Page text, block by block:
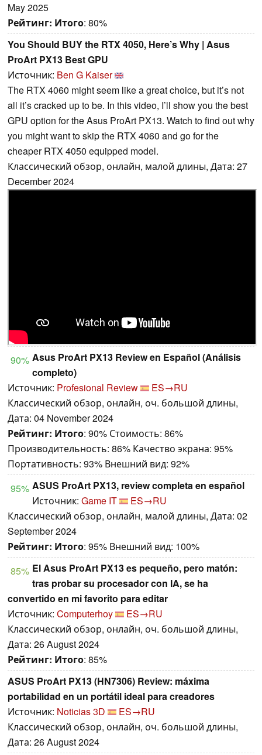
May 2025
Рейтинг: Итого: 80%
You Should BUY the RTX 4050, Here’s Why | Asus
ProArt PX13 Best GPU
Источник: Ben G Kaiser
The RTX 4060 might seem like a great choice, but it’s not
all it’s cracked up to be. In this video, I’ll show you the best
GPU option for the Asus ProArt PX13. Watch to find out why
you might want to skip the RTX 4060 and go for the
cheaper RTX 4050 equipped model.
Классический обзор, онлайн, малой длины, Дата: 27
December 2024
90% Asus ProArt PX13 Review en Español (Análisis
completo)
Источник: Profesional Review
ES→RU
Классический обзор, онлайн, оч. большой длины,
Дата: 04 November 2024
Рейтинг: Итого: 90% Стоимость: 86%
Производительность: 86% Качество экрана: 95%
Портативность: 93% Внешний вид: 92%
95% ASUS ProArt PX13, review completa en español
Источник: Game IT
ES→RU
Классический обзор, онлайн, малой длины, Дата: 02
September 2024
Рейтинг: Итого: 95% Внешний вид: 100%
85% El Asus ProArt PX13 es pequeño, pero matón:
tras probar su procesador con IA, se ha
convertido en mi favorito para editar
Источник: Computerhoy
ES→RU
Классический обзор, онлайн, оч. большой длины,
Дата: 26 August 2024
Рейтинг: Итого: 85%
ASUS ProArt PX13 (HN7306) Review: máxima
portabilidad en un portátil ideal para creadores
Источник: Noticias 3D
ES→RU
Классический обзор, онлайн, оч. большой длины,
Дата: 26 August 2024